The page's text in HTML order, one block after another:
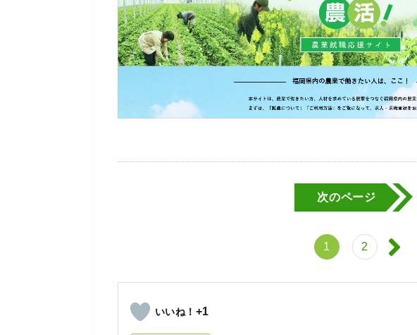
次のページ
1 2
+1